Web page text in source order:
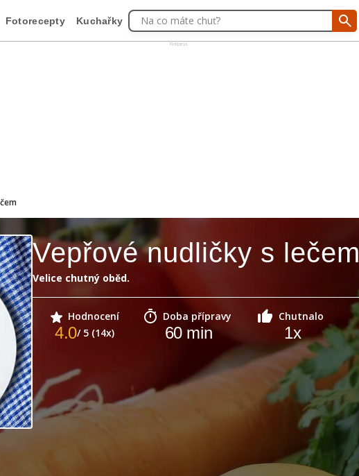
Reklama
Fotorecepty Kuchařky Na co máte chuť?
Vepřové nudličky s lečem
Velice chutný oběd.
Hodnocení
4.0/ 5 (14x)
Doba přípravy
60min
Chutnalo
1x